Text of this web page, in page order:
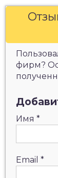
фирм?
Имя *
Email *